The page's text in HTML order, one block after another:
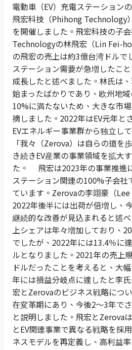
電動車（EV）充電ステーション
飛宏科技（Phihong Technology
を開催しました。飛宏科技の子
Technologyの林飛宏（Lin Fei-
の飛宏の売上は約3億台湾ドルで
ステーション需要が急増したこ
成長したと述べました。林氏は
始まったばかりであり、欧州地
10%に満たないため、大きな市
摘しました。2022年はEV元年と
EVエネルギー事業群から独立し
「我々（Zerova）は自らの道を
き続きEV産業の事業領域を拡大
た。 飛宏は2023年の事業推進
ステーション関連の100%子会社
ています。Zerovaの李翊豪（Lee
2022年後半には出荷が倍増し、
継続的な改善が見込まれると述
上シェアは年々増加しており、
でしたが、2022年には13.4％に
ルとなりました。2021年の売上
ドルだったことを考えると、大
年には損益分岐点に達したと李
宏とZerovaのビジネス戦略につ
在変革期にあり、今後2〜3年で
と説明しました。飛宏とZerova
とEV関連事業で異なる戦略を採
ネスモデルを再定義し、高利益